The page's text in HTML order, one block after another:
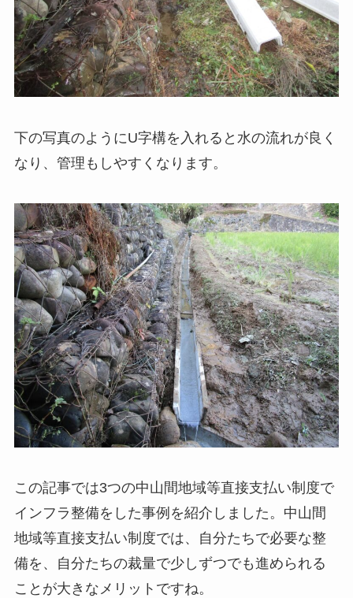
下の写真のようにU字構を入れると水の流れが良く
なり、管理もしやすくなります。
この記事では3つの中山間地域等直接支払い制度で
インフラ整備をした事例を紹介しました。中山間
地域等直接支払い制度では、自分たちで必要な整
備を、自分たちの裁量で少しずつでも進められる
ことが大きなメリットですね。